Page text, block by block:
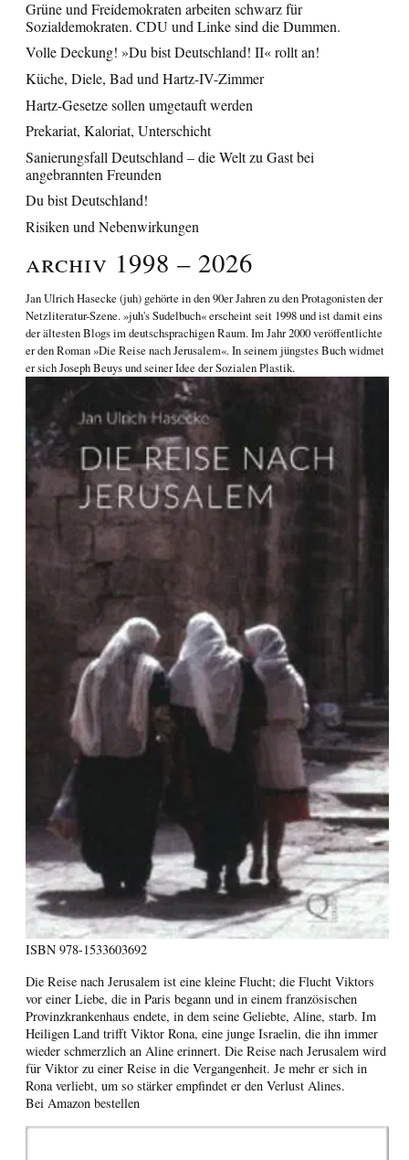
Grüne und Freidemokraten arbeiten schwarz für
Sozialdemokraten. CDU und Linke sind die Dummen.
Volle Deckung! »Du bist Deutschland! II« rollt an!
Küche, Diele, Bad und Hartz-IV-Zimmer
Hartz-Gesetze sollen umgetauft werden
Prekariat, Kaloriat, Unterschicht
Sanierungsfall Deutschland – die Welt zu Gast bei
angebrannten Freunden
Du bist Deutschland!
Risiken und Nebenwirkungen
Archiv 1998 – 2026
Jan Ulrich Hasecke (juh) gehörte in den 90er Jahren zu den Protagonisten der
Netzliteratur-Szene. »juh's Sudelbuch« erscheint seit 1998 und ist damit eins
der ältesten Blogs im deutschsprachigen Raum. Im Jahr 2000 veröffentlichte
er den Roman»Die Reise nach Jerusalem«. In seinem jüngstes Buch widmet
er sichJoseph Beuys und seiner Idee der Sozialen Plastik.
ISBN 978-1533603692
Die Reise nach Jerusalem ist eine kleine Flucht; die Flucht Viktors
vor einer Liebe, die in Paris begann und in einem französischen
Provinzkrankenhaus endete, in dem seine Geliebte, Aline, starb. Im
Heiligen Land trifft Viktor Rona, eine junge Israelin, die ihn immer
wieder schmerzlich an Aline erinnert. Die Reise nach Jerusalem wird
für Viktor zu einer Reise in die Vergangenheit. Je mehr er sich in
Rona verliebt, um so stärker empfindet er den Verlust Alines.
Bei Amazon bestellen